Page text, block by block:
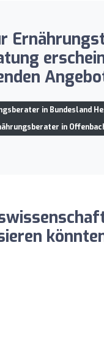
in Bundesland
in